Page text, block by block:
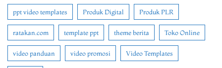
ppt video templates Produk Digital Produk PLR
ratakan.com template ppt theme berita Toko Online
video panduan video promosi Video Templates